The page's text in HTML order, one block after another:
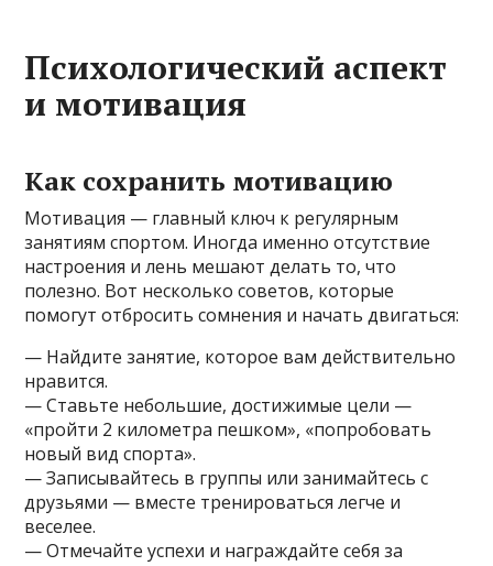
Психологический аспект
и мотивация
Как сохранить мотивацию
Мотивация — главный ключ к регулярным
занятиям спортом. Иногда именно отсутствие
настроения и лень мешают делать то, что
полезно. Вот несколько советов, которые
помогут отбросить сомнения и начать двигаться:
— Найдите занятие, которое вам действительно
нравится.
— Ставьте небольшие, достижимые цели —
«пройти 2 километра пешком», «попробовать
новый вид спорта».
— Записывайтесь в группы или занимайтесь с
друзьями — вместе тренироваться легче и
веселее.
— Отмечайте успехи и награждайте себя за